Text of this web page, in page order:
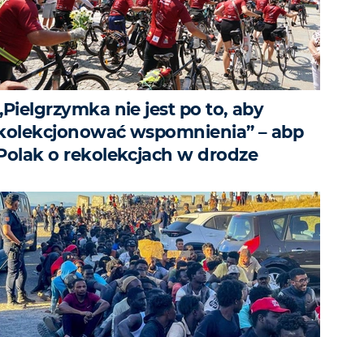
nie jest po to, aby
wspomnienia” – abp
o rekolekcjach w drodze